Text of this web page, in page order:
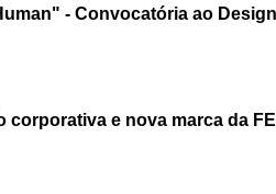
- Convocatória ao
corporativa e nova marca da